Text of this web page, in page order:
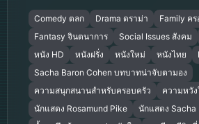
Comedy ตลก Drama ดราม่า
Family ค
Fantasy จินตนาการ
Social Issues สังคม
หนัง HD
หนังฝรั่ง หนังใหม่ หนังไทย
Sacha Baron Cohen บทบาทน่าจับตามอง
ความสนุกสนานสำหรับครอบครัว
ความหวั
นักแสดง Rosamund Pike
นักแสดง Sacha